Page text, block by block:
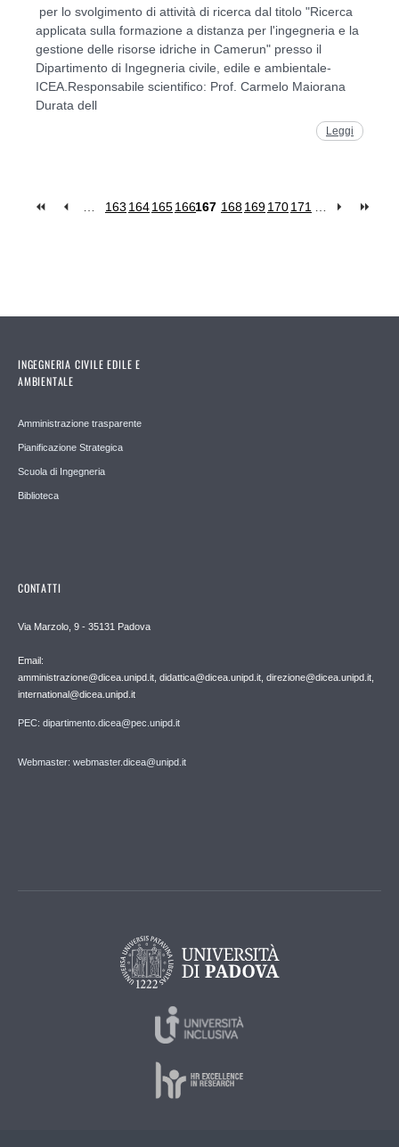
per lo svolgimento di attività di ricerca dal titolo "Ricerca
applicata sulla formazione a distanza per l'ingegneria e la
gestione delle risorse idriche in Camerun" presso il
Dipartimento di Ingegneria civile, edile e ambientale-
ICEA.Responsabile scientifico: Prof. Carmelo Maiorana
Durata dell
Leggi
163 164165166167 168169170171
INGEGNERIA CIVILE EDILE E
AMBIENTALE
Amministrazione trasparente
Pianificazione Strategica
Scuola di Ingegneria
Biblioteca
CONTATTI
Via Marzolo, 9 - 35131 Padova
Email:
amministrazione@dicea.unipd.it, didattica@dicea.unipd.it, direzione@dicea.unipd.it,
international@dicea.unipd.it
PEC: dipartimento.dicea@pec.unipd.it
Webmaster: webmaster.dicea@unipd.it